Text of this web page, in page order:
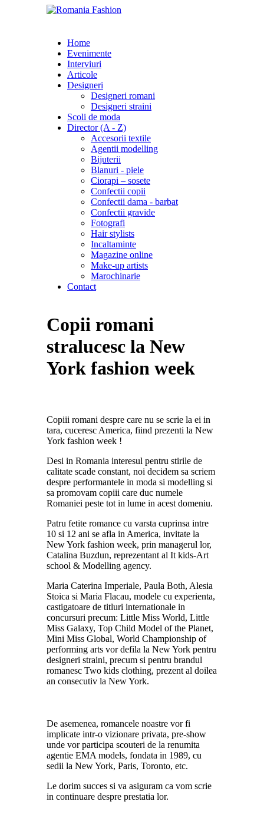
Home
Evenimente
Interviuri
Articole
Designeri
Designeri romani
Designeri straini
Scoli de moda
Director (A - Z)
Accesorii textile
Agentii modelling
Bijuterii
Blanuri - piele
Ciorapi – sosete
Confectii copii
Confectii dama - barbat
Confectii gravide
Fotografi
Hair stylists
Incaltaminte
Magazine online
Make-up artists
Marochinarie
Contact
Copii romani
stralucesc la New
York fashion week
Copiii romani despre care nu se scrie la ei in
tara, cuceresc America, fiind prezenti la New
York fashion week !
Desi in Romania interesul pentru stirile de
calitate scade constant, noi decidem sa scriem
despre performantele in moda si modelling si
sa promovam copiii care duc numele
Romaniei peste tot in lume in acest domeniu.
Patru fetite romance cu varsta cuprinsa intre
10 si 12 ani se afla in America, invitate la
New York fashion week, prin managerul lor,
Catalina Buzdun, reprezentant al It kids-Art
school & Modelling agency.
Maria Caterina Imperiale, Paula Both, Alesia
Stoica si Maria Flacau, modele cu experienta,
castigatoare de titluri internationale in
concursuri precum: Little Miss World, Little
Miss Galaxy, Top Child Model of the Planet,
Mini Miss Global, World Championship of
performing arts vor defila la New York pentru
designeri straini, precum si pentru brandul
romanesc Two kids clothing, prezent al doilea
an consecutiv la New York.
De asemenea, romancele noastre vor fi
implicate intr-o vizionare privata, pre-show
unde vor participa scouteri de la renumita
agentie EMA models, fondata in 1989, cu
sedii la New York, Paris, Toronto, etc.
Le dorim succes si va asiguram ca vom scrie
in continuare despre prestatia lor.